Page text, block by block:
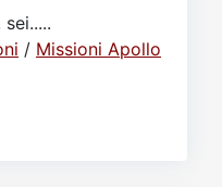
/ Missioni Apollo